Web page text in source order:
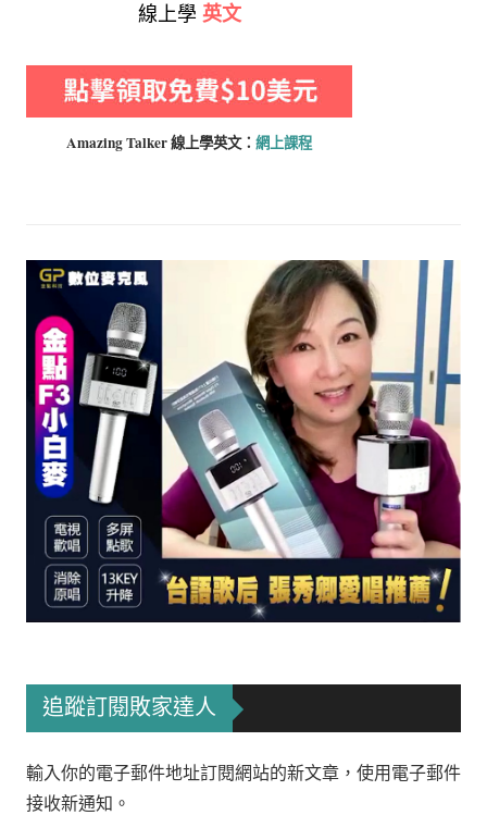
線上學 英文
Amazing Talker 線上學英文： 網上課程
追蹤訂閱敗家達人
輸入你的電子郵件地址訂閱網站的新文章，使用電子郵件
接收新通知。